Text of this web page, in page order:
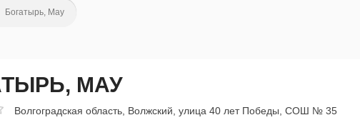
Богатырь, Мау
МАУ
Волгоградская область, Волжский, улица 40 лет Победы, СОШ № 35